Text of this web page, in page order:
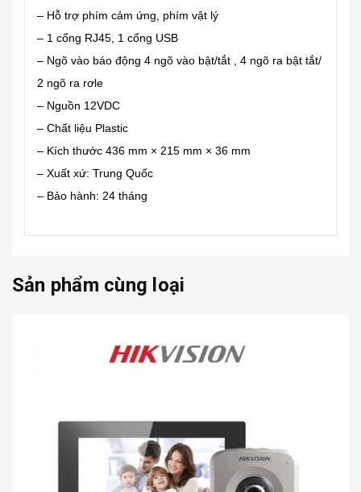
– Hỗ trợ phím cảm ứng, phím vật lý
– 1 cổng RJ45, 1 cổng USB
– Ngõ vào báo động 4 ngõ vào bật/tắt , 4 ngõ ra bật tắt/
2 ngõ ra rơle
– Nguồn 12VDC
– Chất liệu Plastic
– Kích thước 436 mm × 215 mm × 36 mm
– Xuất xứ: Trung Quốc
– Bảo hành: 24 tháng
Sản phẩm cùng loại